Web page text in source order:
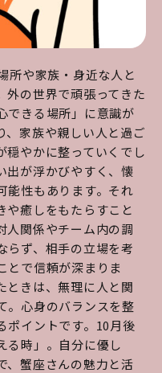
所や家族・身近な人と
外の世界で頑張ってきた
できる場所」に意識が
、家族や親しい人と過ご
穏やかに整っていくでし
出が浮かびやすく、懐
能性もあります。それ
や癒しをもたらすこと
人関係やチーム内の調
らず、相手の立場を考
とで信頼が深まりま
ときは、無理に人と関
。心身のバランスを整
ポイントです。10月後
る時」。自分に優し
、蟹座さんの魅力と活